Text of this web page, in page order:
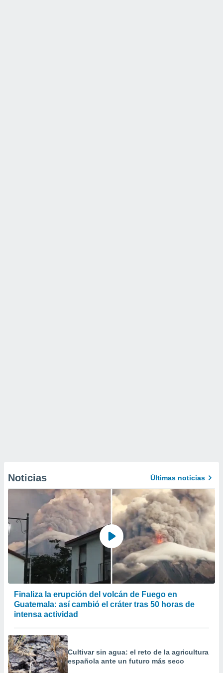
Noticias Últimas noticias
Finaliza la erupción del volcán de Fuego en
Guatemala: así cambió el cráter tras 50 horas de
intensa actividad
Cultivar sin agua: el reto de la agricultura
española ante un futuro más seco